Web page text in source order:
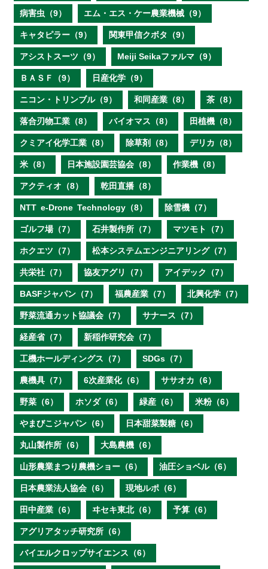
病害虫（9） エム・エス・ケー農業機械（9）
キャタピラー（9） 関東甲信クボタ（9）
アシストスーツ（9） Meiji Seikaファルマ（9）
ＢＡＳＦ（9） 日産化学（9）
ニコン・トリンブル（9） 和同産業（8） 茶（8）
落合刃物工業（8） バイオマス（8） 田植機（8）
クミアイ化学工業（8） 除草剤（8） デリカ（8）
米（8） 日本施設園芸協会（8） 作業機（8）
アクティオ（8） 乾田直播（8）
NTT e‐Drone Technology（8） 除雪機（7）
ゴルフ場（7） 石井製作所（7） マツモト（7）
ホクエツ（7） 松本システムエンジニアリング（7）
共栄社（7） 協友アグリ（7） アイデック（7）
BASFジャパン（7） 福農産業（7） 北興化学（7）
野菜流通カット協議会（7） サナース（7）
経産省（7） 新稲作研究会（7）
工機ホールディングス（7） SDGs（7）
農機具（7） 6次産業化（6） ササオカ（6）
野菜（6） ホソダ（6） 緑産（6） 米粉（6）
やまびこジャパン（6） 日本甜菜製糖（6）
丸山製作所（6） 大島農機（6）
山形農業まつり農機ショー（6） 油圧ショベル（6）
日本農業法人協会（6） 現地ルポ（6）
田中産業（6） ヰセキ東北（6） 予算（6）
アグリアタッチ研究所（6）
バイエルクロップサイエンス（6）